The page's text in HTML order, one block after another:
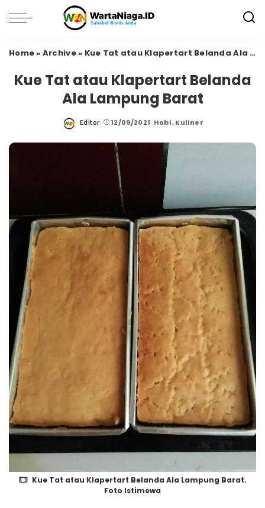
Home » Archive» Kue Tat atau Klapertart Belanda Ala Lampung Barat
Kue Tat atau Klapertart Belanda
Ala Lampung Barat
Posted
Editor 12/09/2021 Hobi Kuliner
Kue Tat atau Klapertart Belanda Ala Lampung Barat.
Foto Istimewa